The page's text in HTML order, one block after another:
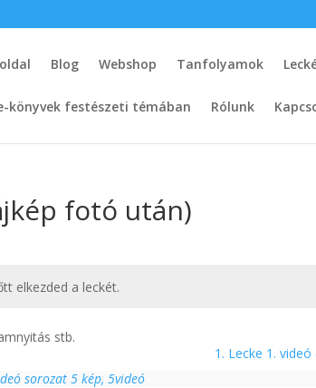
Blog Webshop Tanfolyamok
könyvek festészeti témában Rólunk
fotó után)
elkezded a leckét.
stb.
1. Lecke 1.
sorozat 5 kép, 5videó